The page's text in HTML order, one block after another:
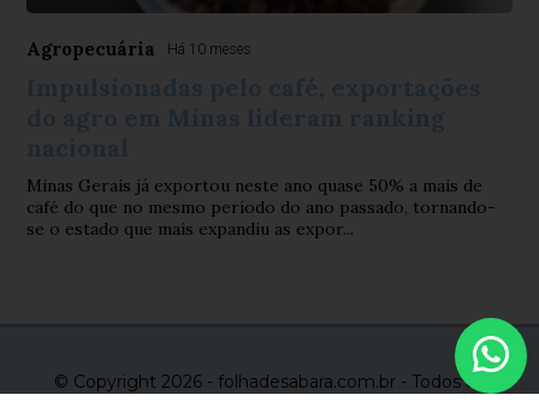
Agropecuária Há 10 meses
Minas Gerais já exportou neste ano quase 50% a mais de
café do que no mesmo período do ano passado, tornando-
se o estado que mais expandiu as expor...
© Copyright 2026 - folhadesabara.com.br - Todos os